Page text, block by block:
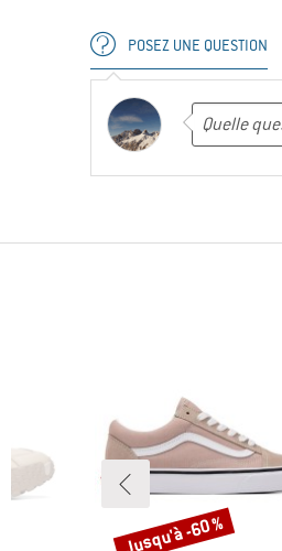
POSEZ UNE QUESTION
Remise
Jusqu'à -60 %